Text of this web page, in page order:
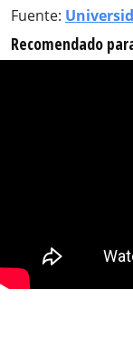
Fuente:
Recomendado